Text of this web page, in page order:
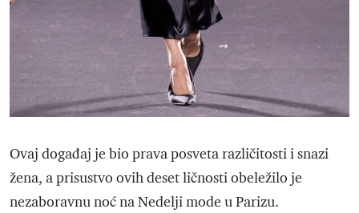
Ovaj događaj je bio prava posveta različitosti i snazi
žena, a prisustvo ovih deset ličnosti obeležilo je
nezaboravnu noć na Nedelji mode u Parizu.